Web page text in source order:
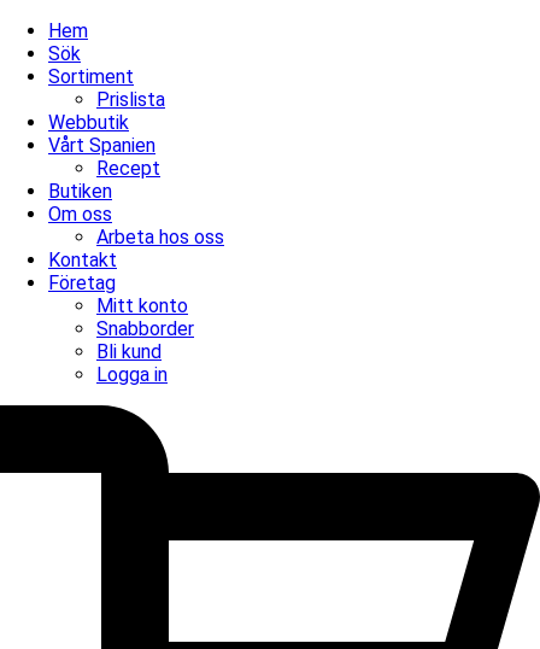
Hem
Sök
Sortiment
Prislista
Webbutik
Vårt Spanien
Recept
Butiken
Om oss
Arbeta hos oss
Kontakt
Företag
Mitt konto
Snabborder
Bli kund
Logga in